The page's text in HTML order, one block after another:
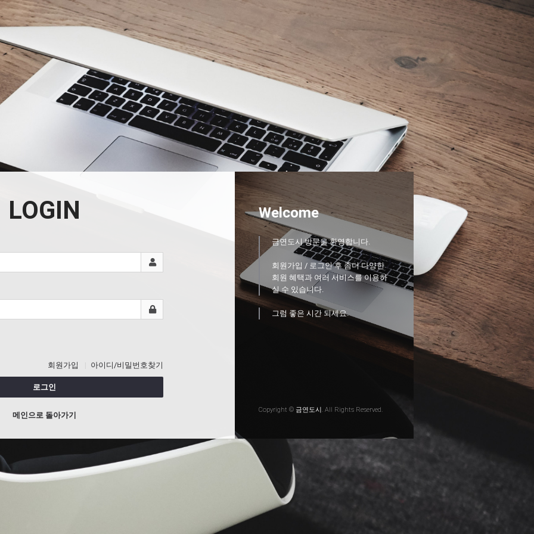
LOGIN
회원가입 아이디/비밀번호찾기
로그인
메인으로 돌아가기
Welcome
금연도시 방문을 환영합니다.
회원가입 / 로그인 후 좀더 다양한
회원 혜택과 여러 서비스를 이용하
실 수 있습니다.
그럼 좋은 시간 되세요.
Copyright © 금연도시. All Rights Reserved.